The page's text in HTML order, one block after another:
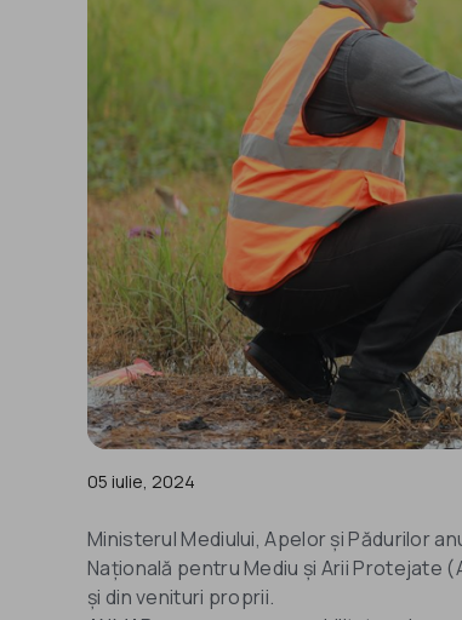
05 iulie, 2024
Ministerul Mediului, Apelor și Pădurilor
Națională pentru Mediu și Arii Protejate
și din venituri proprii.